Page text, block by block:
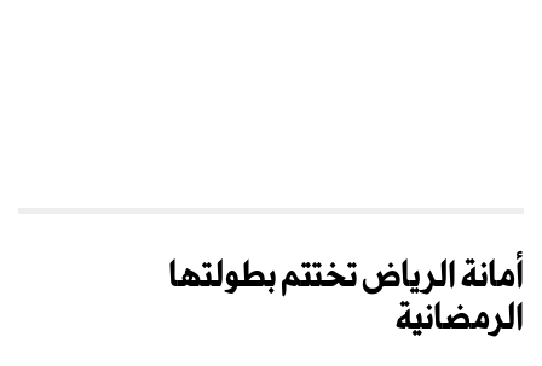
أمانة الرياض تختتم بطولتها
الرمضانية